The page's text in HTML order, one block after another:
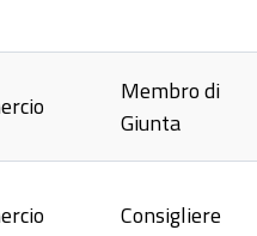
Membro di
Giunta
Consigliere